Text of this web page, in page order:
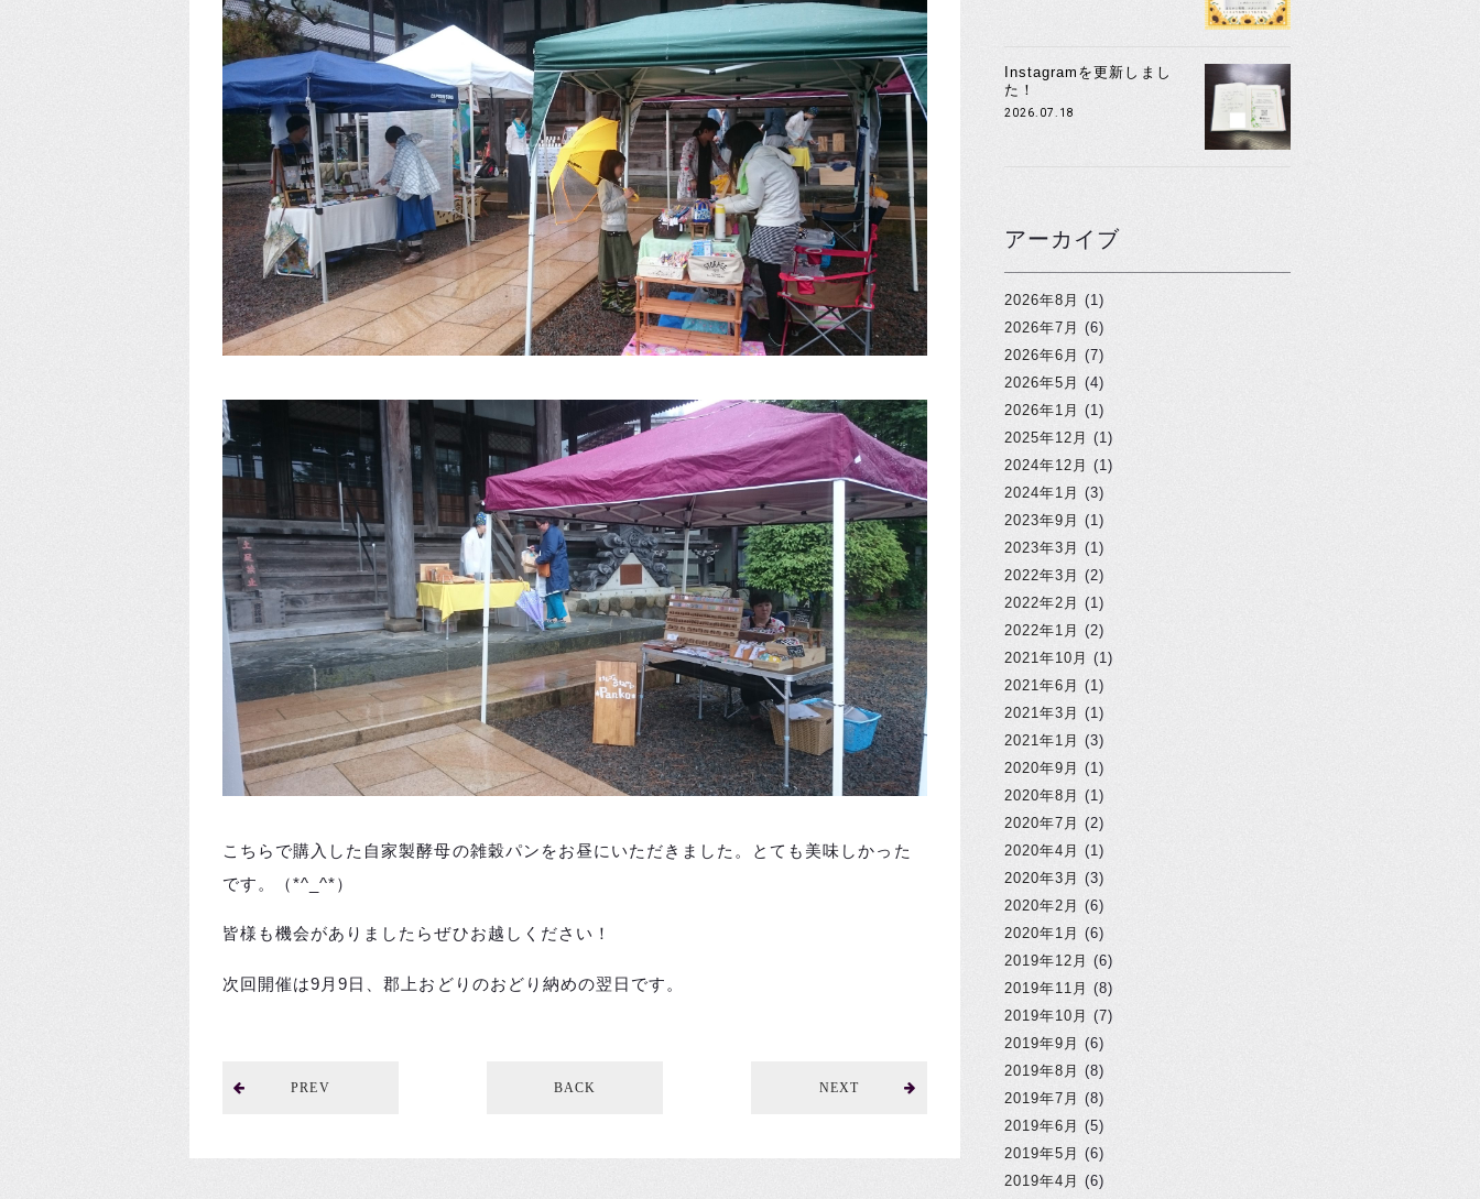
こちらで購入した自家製酵母の雑穀パンをお昼にいただきました。とても美味しかった
です。（*^_^*）
皆様も機会がありましたらぜひお越しください！
次回開催は9月9日、郡上おどりのおどり納めの翌日です。
NEXT
BACK
PREV
Instagramを更新しまし
た！
2026.07.18
アーカイブ
2026年8月 (1)
2026年7月 (6)
2026年6月 (7)
2026年5月 (4)
2026年1月 (1)
2025年12月 (1)
2024年12月 (1)
2024年1月 (3)
2023年9月 (1)
2023年3月 (1)
2022年3月 (2)
2022年2月 (1)
2022年1月 (2)
2021年10月 (1)
2021年6月 (1)
2021年3月 (1)
2021年1月 (3)
2020年9月 (1)
2020年8月 (1)
2020年7月 (2)
2020年4月 (1)
2020年3月 (3)
2020年2月 (6)
2020年1月 (6)
2019年12月 (6)
2019年11月 (8)
2019年10月 (7)
2019年9月 (6)
2019年8月 (8)
2019年7月 (8)
2019年6月 (5)
2019年5月 (6)
2019年4月 (6)